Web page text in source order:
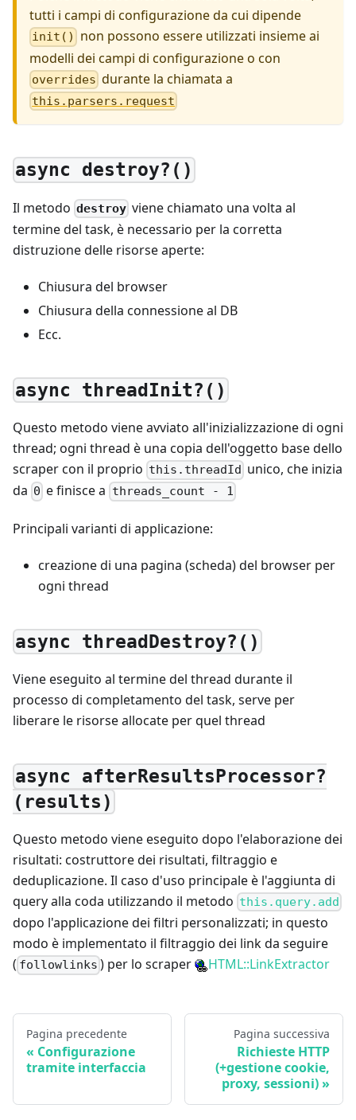
tutti i campi di configurazione da cui dipende
init()
non possono essere utilizzati insieme ai
modelli dei campi di configurazione o con
overrides durante la chiamata a
this.parsers.request
async destroy?()
Il metodo destroy viene chiamato una volta al
termine del task, è necessario per la corretta
distruzione delle risorse aperte:
Chiusura del browser
Chiusura della connessione al DB
Ecc.
async threadInit?()
Questo metodo viene avviato all'inizializzazione di ogni
thread; ogni thread è una copia dell'oggetto base dello
scraper con il proprio this.threadId unico, che inizia
da 0 e finisce a threads_count - 1
Principali varianti di applicazione:
creazione di una pagina (scheda) del browser per
ogni thread
async threadDestroy?()
Viene eseguito al termine del thread durante il
processo di completamento del task, serve per
liberare le risorse allocate per quel thread
async afterResultsProcessor?
(results)
Questo metodo viene eseguito dopo l'elaborazione dei
risultati: costruttore dei risultati, filtraggio e
deduplicazione. Il caso d'uso principale è l'aggiunta di
query alla coda utilizzando il metodo this.query.add
dopo l'applicazione dei filtri personalizzati; in questo
modo è implementato il filtraggio dei link da seguire
( followlinks ) per lo scraper HTML::LinkExtractor
Pagina precedente
Configurazione
tramite interfaccia
Pagina successiva
Richieste HTTP
(+gestione cookie,
proxy, sessioni)